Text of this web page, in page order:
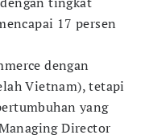
17 persen
dengan
Vietnam), tetapi
yang
Director